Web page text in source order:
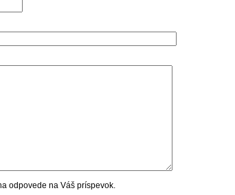
odpovede na Váš príspevok.